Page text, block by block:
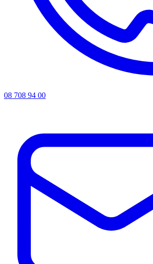
08 708 94 00